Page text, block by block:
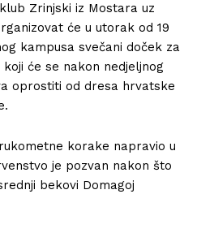
Zrinjski iz Mostara uz
će u utorak od 19
kampusa svečani doček za
će se nakon nedjeljnog
oprostiti od dresa hrvatske
korake napravio u
je pozvan nakon što
bekovi Domagoj